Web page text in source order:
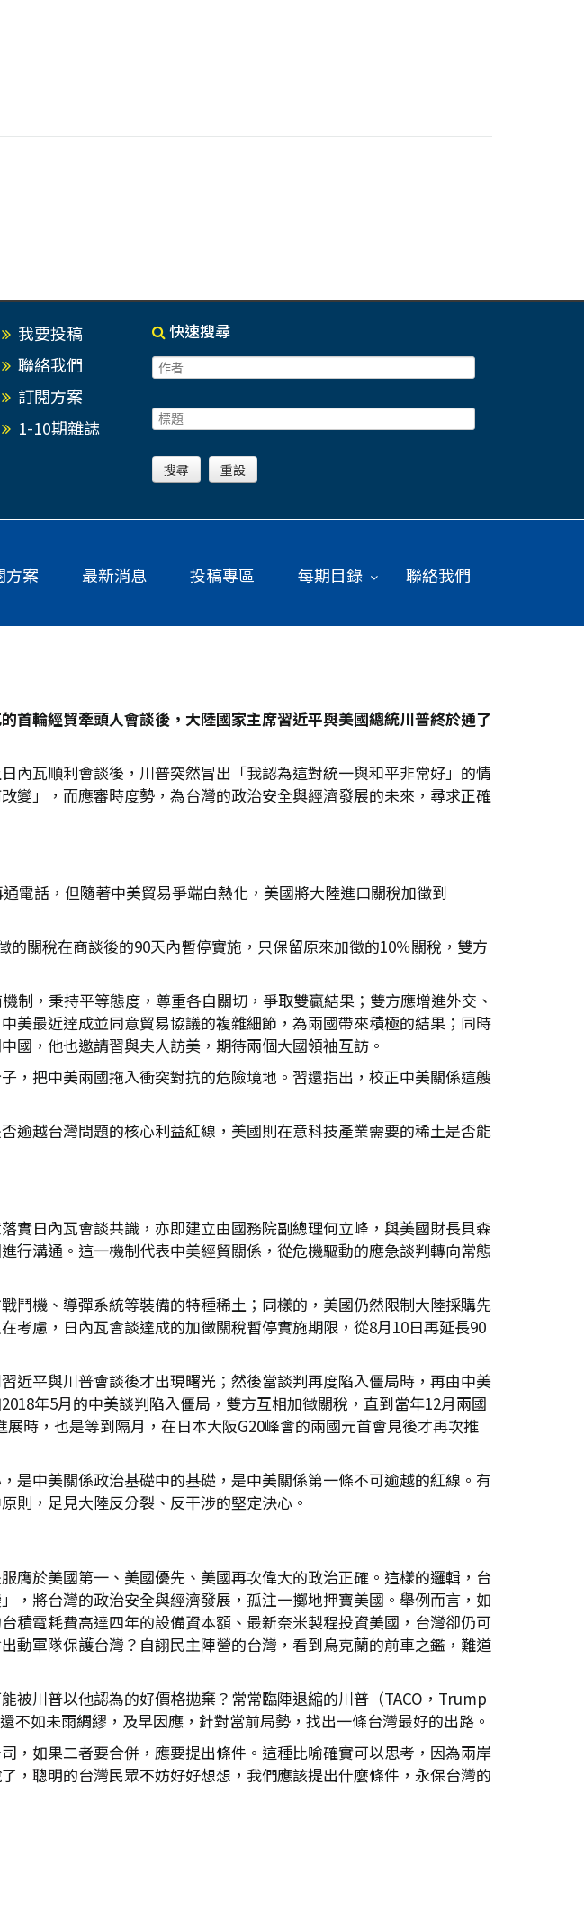
我要投稿
聯絡我們
訂閱方案
1-10期雜誌
快速搜尋
方案 最新消息 投稿專區 每期目錄 聯絡我們
首輪經貿牽頭人會談後，大陸國家主席習近平與美國總統川普終於通了
內瓦順利會談後，川普突然冒出「我認為這對統一與和平非常好」的情
變」，而應審時度勢，為台灣的政治安全與經濟發展的未來，尋求正確
電話，但隨著中美貿易爭端白熱化，美國將大陸進口關稅加徵到
關稅在商談後的90天內暫停實施，只保留原來加徵的10％關稅，雙方
制，秉持平等態度，尊重各自關切，爭取雙贏結果；雙方應增進外交、
美最近達成並同意貿易協議的複雜細節，為兩國帶來積極的結果；同時
國，他也邀請習與夫人訪美，期待兩個大國領袖互訪。
，把中美兩國拖入衝突對抗的危險境地。習還指出，校正中美關係這艘
逾越台灣問題的核心利益紅線，美國則在意科技產業需要的稀土是否能
實日內瓦會談共識，亦即建立由國務院副總理何立峰，與美國財長貝森
行溝通。這一機制代表中美經貿關係，從危機驅動的應急談判轉向常態
鬥機、導彈系統等裝備的特種稀土；同樣的，美國仍然限制大陸採購先
考慮，日內瓦會談達成的加徵關稅暫停實施期限，從8月10日再延長90
近平與川普會談後才出現曙光；然後當談判再度陷入僵局時，再由中美
年5月的中美談判陷入僵局，雙方互相加徵關稅，直到當年12月兩國
時，也是等到隔月，在日本大阪G20峰會的兩國元首會見後才再次推
是中美關係政治基礎中的基礎，是中美關係第一條不可逾越的紅線。有
則，足見大陸反分裂、反干涉的堅定決心。
膺於美國第一、美國優先、美國再次偉大的政治正確。這樣的邏輯，台
，將台灣的政治安全與經濟發展，孤注一擲地押寶美國。舉例而言，如
積電耗費高達四年的設備資本額、最新奈米製程投資美國，台灣卻仍可
動軍隊保護台灣？自詡民主陣營的台灣，看到烏克蘭的前車之鑑，難道
被川普以他認為的好價格拋棄？常常臨陣退縮的川普（TACO，Trump
如未雨綢繆，及早因應，針對當前局勢，找出一條台灣最好的出路。
，如果二者要合併，應要提出條件。這種比喻確實可以思考，因為兩岸
，聰明的台灣民眾不妨好好想想，我們應該提出什麼條件，永保台灣的